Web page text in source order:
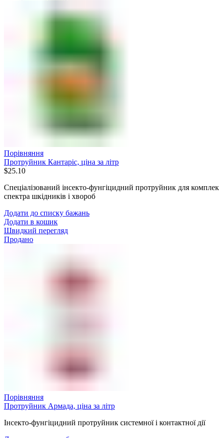
Порівняння
Протруйник Кантаріс, ціна за літр
$25.10
Спеціалізований інсекто-фунгіцидний протруйник для
спектра шкідників і хвороб
Додати до списку бажань
Додати в кошик
Швидкий перегляд
Продано
Порівняння
Протруйник Армада, ціна за літр
Інсекто-фунгіцидний протруйник системної і контактної дії